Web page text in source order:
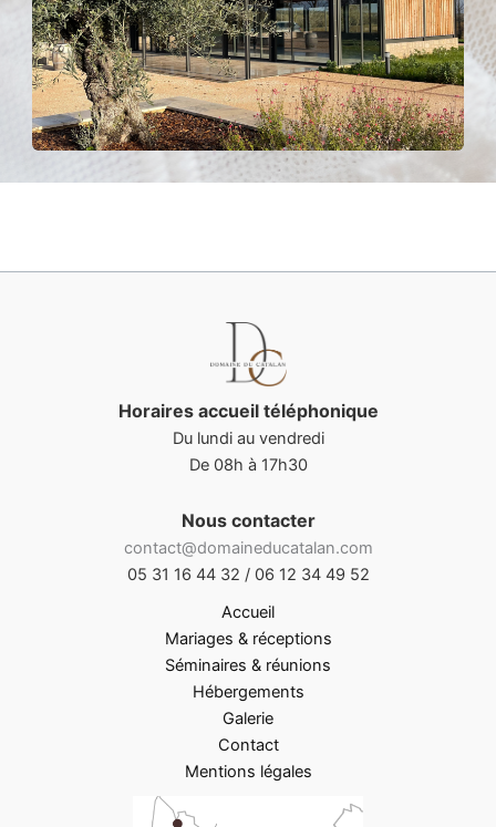
Horaires accueil téléphonique
Du lundi au vendredi
De 08h à 17h30
Nous contacter
contact@domaineducatalan.com
05 31 16 44 32 / 06 12 34 49 52
Accueil
Mariages & réceptions
Séminaires & réunions
Hébergements
Galerie
Contact
Mentions légales